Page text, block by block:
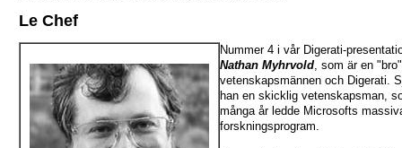
Le Chef
Nummer 4 i vår Digerati-
Nathan Myhrvold , som är en
vetenskapsmännen och Digerati.
han en skicklig vetenskapsman,
många år ledde Microsofts
forskningsprogram.